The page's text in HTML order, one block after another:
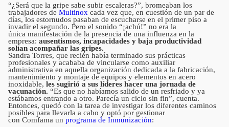
“¿Será que la gripe sabe subir escaleras?”, bromeaban los
trabajadores de Multinox cada vez que, en cuestión de un par de
días, los estornudos pasaban de escucharse en el primer piso a
invadir el segundo. Pero el sonido “¡achú!” no era la
única manifestación de la presencia de una influenza en la
empresa: ausentismos, incapacidades y baja productividad
solían acompañar las gripes.
Sandra Torres, que recién había terminado sus prácticas
profesionales y acababa de vincularse como auxiliar
administrativa en aquella organización dedicada a la fabricación,
mantenimiento y montaje de equipos y elementos en acero
inoxidable, les sugirió a sus líderes hacer una jornada de
vacunación. “Es que no habíamos salido de un resfriado y ya
estábamos entrando a otro. Parecía un ciclo sin fin”, cuenta.
Entonces, quedó con la tarea de investigar los diferentes caminos
posibles para llevarla a cabo y optó por gestionar
con Comfama un programa de Inmunización: